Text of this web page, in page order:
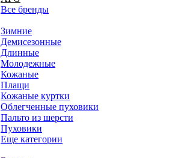
Все бренды
Зимние
Демисезонные
Длинные
Молодежные
Кожаные
Плащи
Кожаные куртки
Облегченные пуховики
Пальто из шерсти
Пуховики
Еще категории